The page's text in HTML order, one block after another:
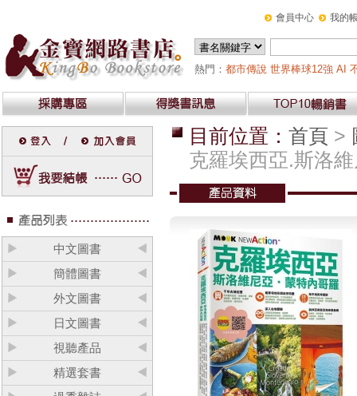
會員中心 我的
熱門： 都市傳說 世界棒球12強 AI
中文圖書
簡體圖書
外文圖書
日文圖書
視聽產品
精選套書
目前位置： 首頁 >
克羅埃西亞.斯洛